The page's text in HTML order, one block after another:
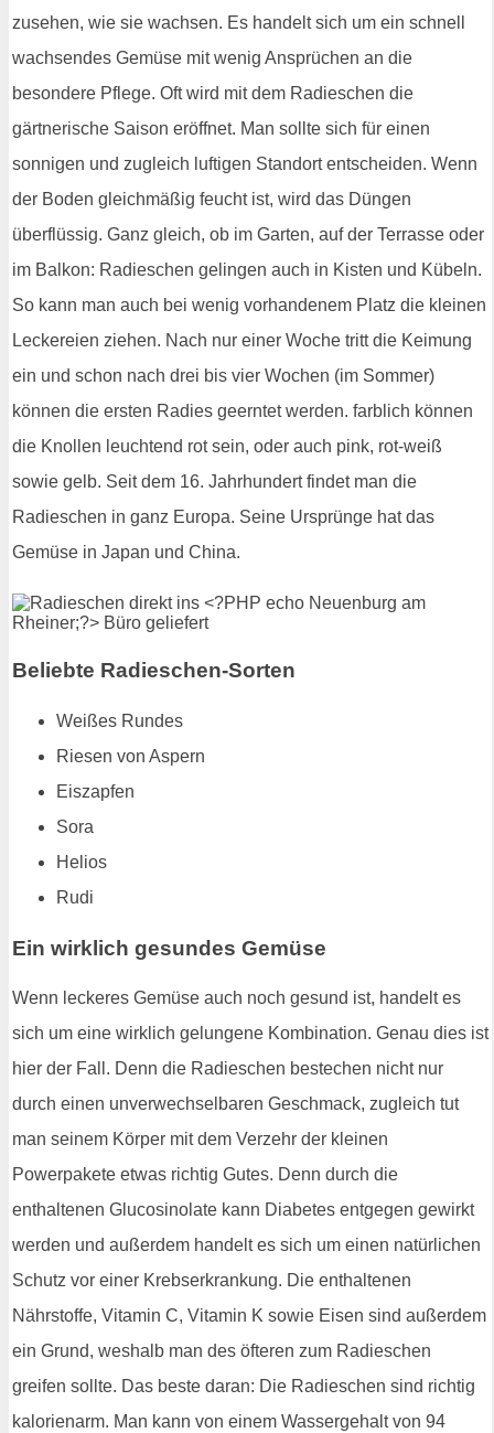
zusehen, wie sie wachsen. Es handelt sich um ein schnell
wachsendes Gemüse mit wenig Ansprüchen an die
besondere Pflege. Oft wird mit dem Radieschen die
gärtnerische Saison eröffnet. Man sollte sich für einen
sonnigen und zugleich luftigen Standort entscheiden. Wenn
der Boden gleichmäßig feucht ist, wird das Düngen
überflüssig. Ganz gleich, ob im Garten, auf der Terrasse oder
im Balkon: Radieschen gelingen auch in Kisten und Kübeln.
So kann man auch bei wenig vorhandenem Platz die kleinen
Leckereien ziehen. Nach nur einer Woche tritt die Keimung
ein und schon nach drei bis vier Wochen (im Sommer)
können die ersten Radies geerntet werden. farblich können
die Knollen leuchtend rot sein, oder auch pink, rot-weiß
sowie gelb. Seit dem 16. Jahrhundert findet man die
Radieschen in ganz Europa. Seine Ursprünge hat das
Gemüse in Japan und China.
Beliebte Radieschen-Sorten
Weißes Rundes
Riesen von Aspern
Eiszapfen
Sora
Helios
Rudi
Ein wirklich gesundes Gemüse
Wenn leckeres Gemüse auch noch gesund ist, handelt es
sich um eine wirklich gelungene Kombination. Genau dies ist
hier der Fall. Denn die Radieschen bestechen nicht nur
durch einen unverwechselbaren Geschmack, zugleich tut
man seinem Körper mit dem Verzehr der kleinen
Powerpakete etwas richtig Gutes. Denn durch die
enthaltenen Glucosinolate kann Diabetes entgegen gewirkt
werden und außerdem handelt es sich um einen natürlichen
Schutz vor einer Krebserkrankung. Die enthaltenen
Nährstoffe, Vitamin C, Vitamin K sowie Eisen sind außerdem
ein Grund, weshalb man des öfteren zum Radieschen
greifen sollte. Das beste daran: Die Radieschen sind richtig
kalorienarm. Man kann von einem Wassergehalt von 94